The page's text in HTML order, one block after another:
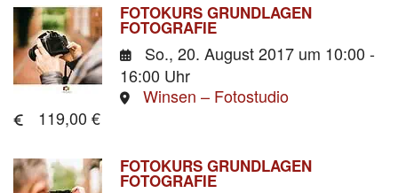
FOTOKURS GRUNDLAGEN
FOTOGRAFIE
So., 20. August 2017 um 10:00 -
16:00 Uhr
Winsen – Fotostudio
119,00 €
FOTOKURS GRUNDLAGEN
FOTOGRAFIE